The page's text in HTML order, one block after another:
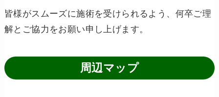
皆様がスムーズに施術を受けられるよう、何卒ご理
解とご協力をお願い申し上げます。
周辺マップ